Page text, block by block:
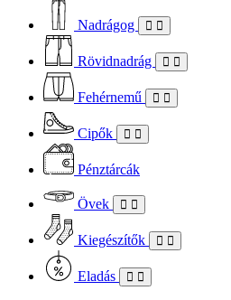
Nadrágog
Rövidnadrág
Fehérnemű
Cipők
Pénztárcák
Övek
Kiegészítők
Eladás